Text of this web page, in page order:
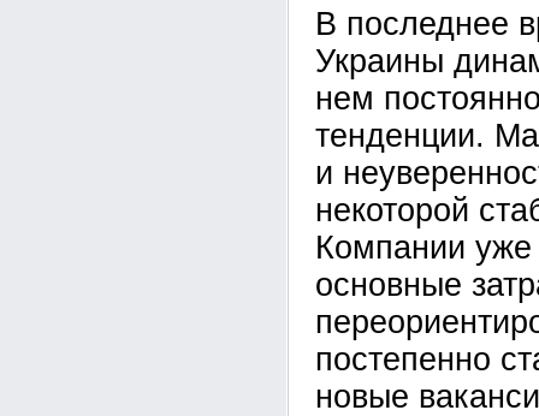
В последнее
Украины
нем
тенденции.
и
некоторой
Компании уже
основные
постепенно
новые